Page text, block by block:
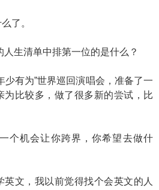
了。
生清单中排第一位的是什么？
有为”世界巡回演唱会，准备了一
为比较多，做了很多新的尝试，比
机会让你跨界，你希望去做什
文，我以前觉得找个会英文的人